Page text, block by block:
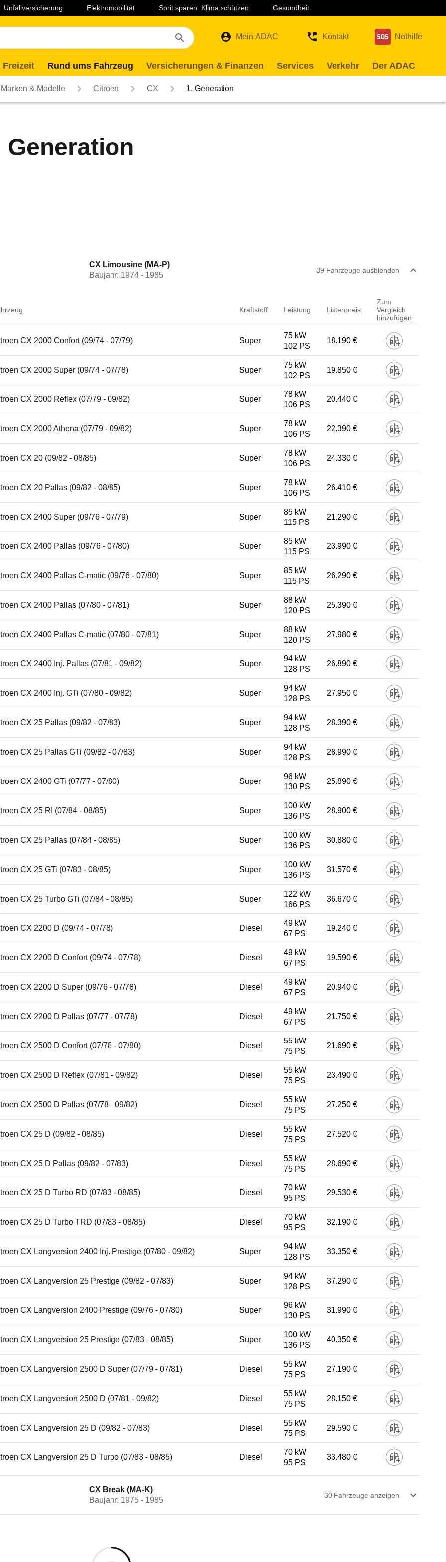
Unfallversicherung Elektromobilität Sprit sparen. Klima schützen Gesundheit
Mein ADAC Kontakt Nothilfe
Freizeit Rund ums Fahrzeug Versicherungen & Finanzen Services Verkehr Der ADAC
Marken & Modelle Citroen CX 1. Generation
Generation
CX Limousine (MA-P)
Baujahr: 1974 - 1985
39 Fahrzeuge ausblenden
Kraftstoff Leistung Listenpreis
Zum
Vergleich
hinzufügen
CX 2000 Confort (09/74 - 07/79) Super
75 kW
102 PS
18.190 €
CX 2000 Super (09/74 - 07/78) Super
75 kW
102 PS
19.850 €
CX 2000 Reflex (07/79 - 09/82) Super
78 kW
106 PS
20.440 €
CX 2000 Athena (07/79 - 09/82) Super
78 kW
106 PS
22.390 €
CX 20 (09/82 - 08/85) Super
78 kW
106 PS
24.330 €
CX 20 Pallas (09/82 - 08/85) Super
78 kW
106 PS
26.410 €
CX 2400 Super (09/76 - 07/79) Super
85 kW
115 PS
21.290 €
CX 2400 Pallas (09/76 - 07/80) Super
85 kW
115 PS
23.990 €
CX 2400 Pallas C-matic (09/76 - 07/80) Super
85 kW
115 PS
26.290 €
CX 2400 Pallas (07/80 - 07/81) Super
88 kW
120 PS
25.390 €
CX 2400 Pallas C-matic (07/80 - 07/81) Super
88 kW
120 PS
27.980 €
CX 2400 Inj. Pallas (07/81 - 09/82) Super
94 kW
128 PS
26.890 €
CX 2400 Inj. GTi (07/80 - 09/82) Super
94 kW
128 PS
27.950 €
CX 25 Pallas (09/82 - 07/83) Super
94 kW
128 PS
28.390 €
CX 25 Pallas GTi (09/82 - 07/83) Super
94 kW
128 PS
28.990 €
CX 2400 GTi (07/77 - 07/80) Super
96 kW
130 PS
25.890 €
CX 25 RI (07/84 - 08/85) Super
100 kW
136 PS
28.900 €
CX 25 Pallas (07/84 - 08/85) Super
100 kW
136 PS
30.880 €
CX 25 GTi (07/83 - 08/85) Super
100 kW
136 PS
31.570 €
CX 25 Turbo GTi (07/84 - 08/85) Super
122 kW
166 PS
36.670 €
CX 2200 D (09/74 - 07/78) Diesel
49 kW
67 PS
19.240 €
CX 2200 D Confort (09/74 - 07/78) Diesel
49 kW
67 PS
19.590 €
CX 2200 D Super (09/76 - 07/78) Diesel
49 kW
67 PS
20.940 €
CX 2200 D Pallas (07/77 - 07/78) Diesel
49 kW
67 PS
21.750 €
CX 2500 D Confort (07/78 - 07/80) Diesel
55 kW
75 PS
21.690 €
CX 2500 D Reflex (07/81 - 09/82) Diesel
55 kW
75 PS
23.490 €
CX 2500 D Pallas (07/78 - 09/82) Diesel
55 kW
75 PS
27.250 €
CX 25 D (09/82 - 08/85) Diesel
55 kW
75 PS
27.520 €
CX 25 D Pallas (09/82 - 07/83) Diesel
55 kW
75 PS
28.690 €
CX 25 D Turbo RD (07/83 - 08/85) Diesel
70 kW
95 PS
29.530 €
CX 25 D Turbo TRD (07/83 - 08/85) Diesel
70 kW
95 PS
32.190 €
CX Langversion 2400 Inj. Prestige (07/80 - 09/82) Super
94 kW
128 PS
33.350 €
CX Langversion 25 Prestige (09/82 - 07/83) Super
94 kW
128 PS
37.290 €
CX Langversion 2400 Prestige (09/76 - 07/80) Super
96 kW
130 PS
31.990 €
CX Langversion 25 Prestige (07/83 - 08/85) Super
100 kW
136 PS
40.350 €
CX Langversion 2500 D Super (07/79 - 07/81) Diesel
55 kW
75 PS
27.190 €
CX Langversion 2500 D (07/81 - 09/82) Diesel
55 kW
75 PS
28.150 €
CX Langversion 25 D (09/82 - 07/83) Diesel
55 kW
75 PS
29.590 €
CX Langversion 25 D Turbo (07/83 - 08/85) Diesel
70 kW
95 PS
33.480 €
CX Break (MA-K)
Baujahr: 1975 - 1985
30Fahrzeuge anzeigen